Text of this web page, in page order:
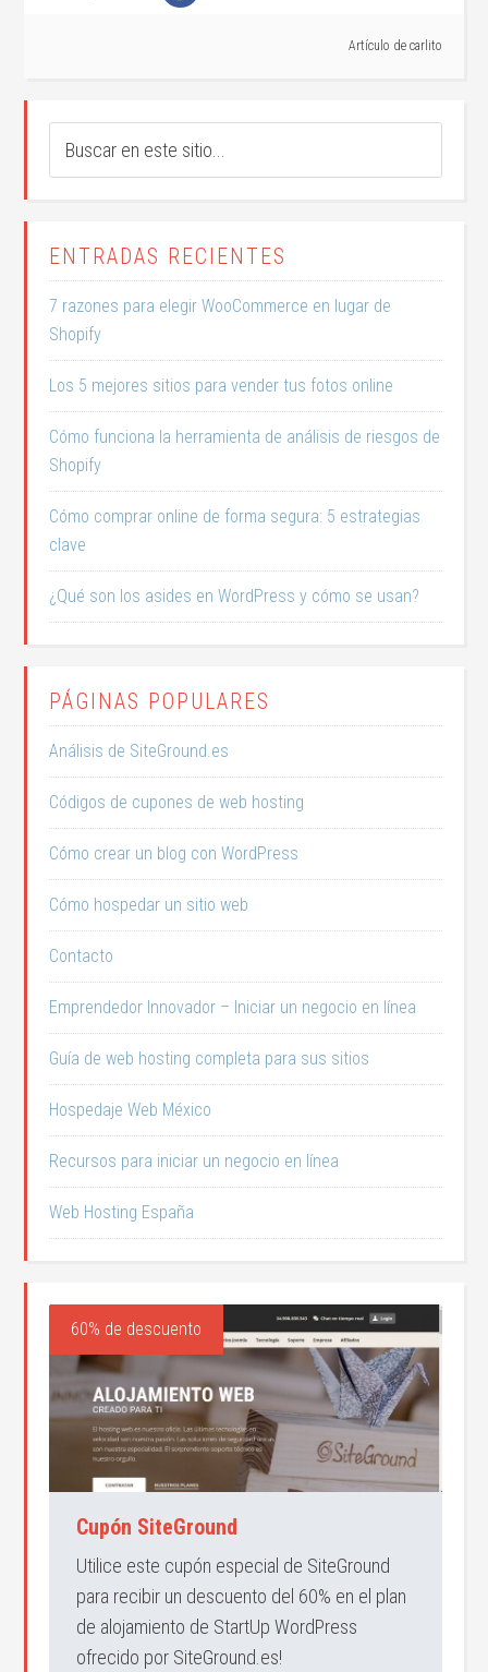
Artículo de carlito
ENTRADAS RECIENTES
7 razones para elegir WooCommerce en lugar de
Shopify
Los 5 mejores sitios para vender tus fotos online
Cómo funciona la herramienta de análisis de riesgos de
Shopify
Cómo comprar online de forma segura: 5 estrategias
clave
¿Qué son los asides en WordPress y cómo se usan?
PÁGINAS POPULARES
Análisis de SiteGround.es
Códigos de cupones de web hosting
Cómo crear un blog con WordPress
Cómo hospedar un sitio web
Contacto
Emprendedor Innovador – Iniciar un negocio en línea
Guía de web hosting completa para sus sitios
Hospedaje Web México
Recursos para iniciar un negocio en línea
Web Hosting España
60% de descuento
Cupón SiteGround
Utilice este cupón especial de SiteGround
para recibir un descuento del 60% en el plan
de alojamiento de StartUp WordPress
ofrecido por SiteGround.es!